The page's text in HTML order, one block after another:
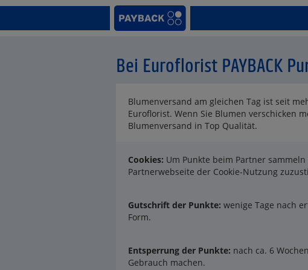
Bei Euroflorist PAYBACK
Blumenversand am gleichen Tag ist seit
Euroflorist. Wenn Sie Blumen verschicken
Blumenversand in Top Qualität.
Cookies: Um Punkte beim Partner
Partnerwebseite der Cookie-Nutzung
Gutschrift der Punkte: wenige Tage nach
Form.
Entsperrung der Punkte: nach ca. 6
Gebrauch machen.